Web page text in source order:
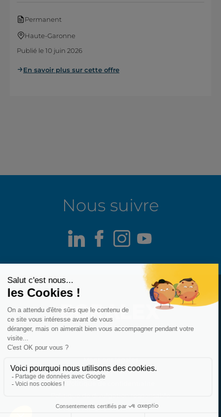
Permanent
Haute-Garonne
Publié le 10 juin 2026
En savoir plus sur cette offre
Nous suivre
LinkedIn
Facebook
Instagram
Alerte fraude
Politique des cookies